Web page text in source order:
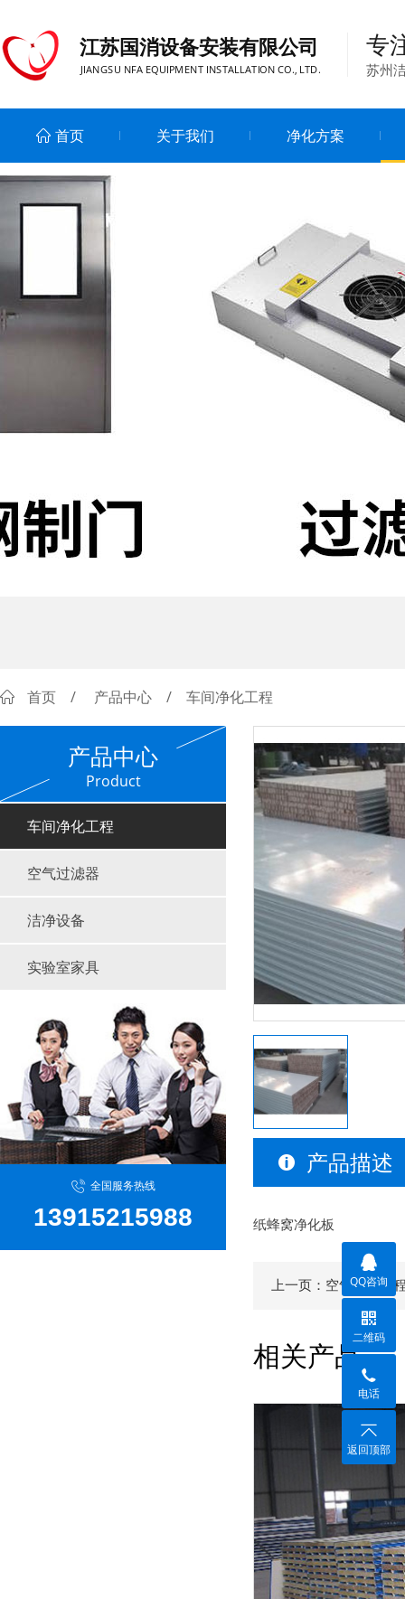
江苏国消设备安装有限公司
JIANGSU NFA EQUIPMENT INSTALLATION CO., LTD.
专
苏州
首页 关于我们 净化方案
首页 / 产品中心 / 车间净化工程
产品中心
Product
车间净化工程
空气过滤器
洁净设备
实验室家具
全国服务热线
13915215988
产品描述
纸蜂窝净化板
上一页：空气净化工
相关产品
QQ咨询
二维码
电话
返回顶部